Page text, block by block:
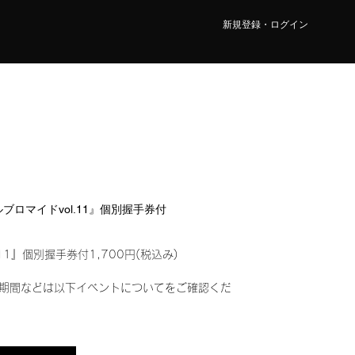
新規登録・ログイン
ロマイドvol.11』個別握手券付
』個別握手券付1,700円(税込み)
間などは以下イベントについてをご確認くだ